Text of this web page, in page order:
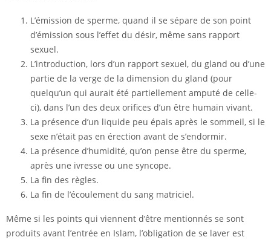
L’émission de sperme, quand il se sépare de son point
d’émission sous l’effet du désir, même sans rapport
sexuel.
L’introduction, lors d’un rapport sexuel, du gland ou d’une
partie de la verge de la dimension du gland (pour
quelqu’un qui aurait été partiellement amputé de celle-
ci), dans l’un des deux orifices d’un être humain vivant.
La présence d’un liquide peu épais après le sommeil, si le
sexe n’était pas en érection avant de s’endormir.
La présence d’humidité, qu’on pense être du sperme,
après une ivresse ou une syncope.
La fin des règles.
La fin de l’écoulement du sang matriciel.
Même si les points qui viennent d’être mentionnés se sont
produits avant l’entrée en Islam, l’obligation de se laver est